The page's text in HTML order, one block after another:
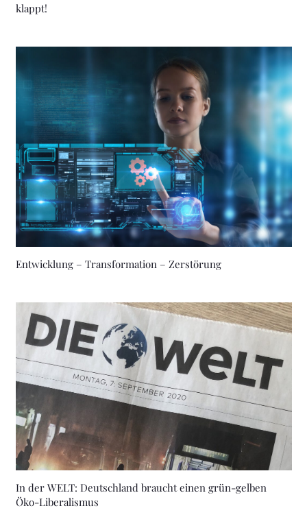
klappt!
Entwicklung – Transformation – Zerstörung
In der WELT: Deutschland braucht einen grün-gelben
Öko-Liberalismus